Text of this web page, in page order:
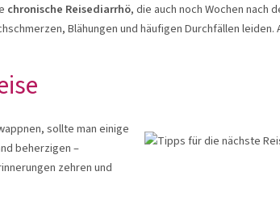
chronische Reisediarrhö, die auch noch Wochen nach
Blähungen und häufigen Durchfällen
sollte man einige
beherzigen –
zehren und